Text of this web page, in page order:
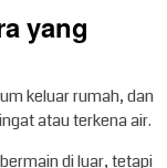
yang
keluar rumah, dan
atau terkena air.
di luar, tetapi